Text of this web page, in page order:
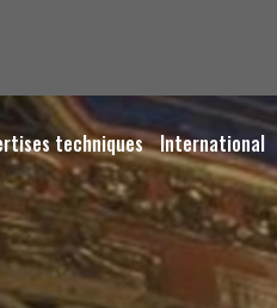
techniques International